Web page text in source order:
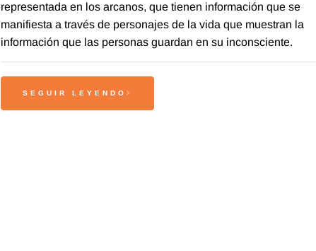
representada en los arcanos, que tienen información que se
manifiesta a través de personajes de la vida que muestran la
información que las personas guardan en su inconsciente.
SEGUIR LEYENDO